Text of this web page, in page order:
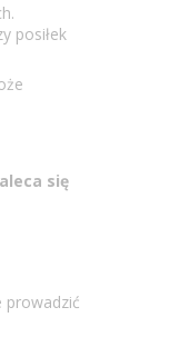
posiłek
się
prowadzić